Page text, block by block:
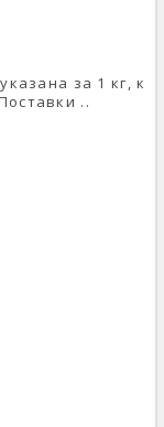
за 1 кг, к
..